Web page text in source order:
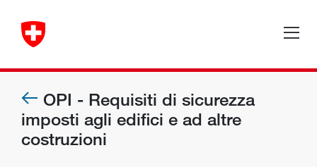
OPI - Requisiti di sicurezza
imposti agli edifici e ad altre
costruzioni